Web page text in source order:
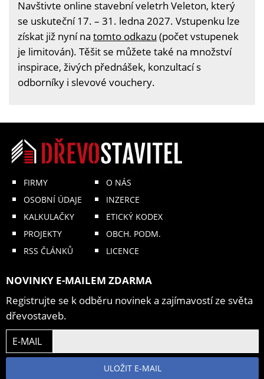
Navštivte online stavební veletrh Veleton, který
se uskuteční 17. – 31. ledna 2027. Vstupenku lze
získat již nyní na tomto odkazu (počet vstupenek
je limitován). Těšit se můžete také na množství
inspirace, živých přednášek, konzultací s
odborníky i slevové vouchery.
FIRMY
OSOBNÍ ÚDAJE
KALKULAČKY
PROJEKTY
RSS ČLÁNKŮ
O NÁS
INZERCE
ETICKÝ KODEX
OBCH. PODM.
LICENCE
NOVINKY E-MAILEM ZDARMA
Registrujte se k odběru novinek a zajímavostí ze světa
dřevostaveb.
E-MAIL
ULOŽIT E-MAIL